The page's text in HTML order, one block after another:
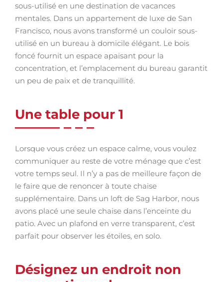
sous-utilisé en une destination de vacances
mentales. Dans un appartement de luxe de San
Francisco, nous avons transformé un couloir sous-
utilisé en un bureau à domicile élégant. Le bois
foncé fournit un espace apaisant pour la
concentration, et l’emplacement du bureau garantit
un peu de paix et de tranquillité.
Une table pour 1
Lorsque vous créez un espace calme, vous voulez
communiquer au reste de votre ménage que c’est
votre temps seul. Il n’y a pas de meilleure façon de
le faire que de renoncer à toute chaise
supplémentaire. Dans un loft de Sag Harbor, nous
avons placé une seule chaise dans l’enceinte du
patio. Avec un plafond en verre transparent, c’est
parfait pour observer les étoiles, en solo.
Désignez un endroit non